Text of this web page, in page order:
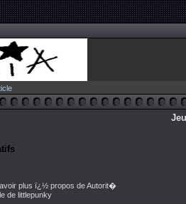
plus ï¿½ propos de Autorit�
de littlepunky